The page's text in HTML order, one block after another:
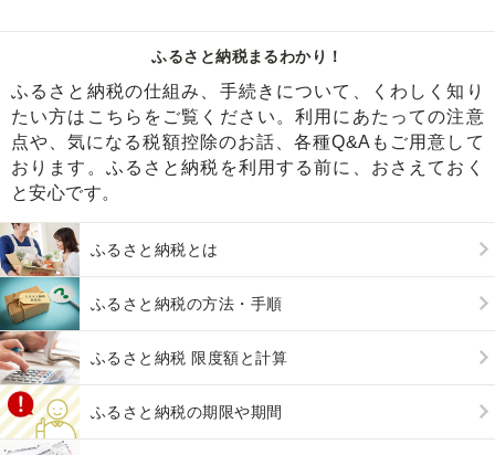
ふるさと納税まるわかり！
ふるさと納税の仕組み、手続きについて、くわしく知り
たい方はこちらをご覧ください。利用にあたっての注意
点や、気になる税額控除のお話、各種Q&Aもご用意して
おります。ふるさと納税を利用する前に、おさえておく
と安心です。
ふるさと納税とは
ふるさと納税の方法・手順
ふるさと納税 限度額と計算
ふるさと納税の期限や期間